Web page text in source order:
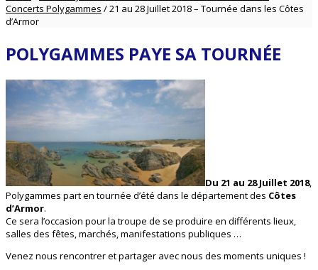
Concerts Polygammes /21 au 28 Juillet 2018 – Tournée dans les Côtes
d’Armor
POLYGAMMES PAYE SA TOURNÉE
Du 21 au 28 Juillet 2018,
Polygammes part en tournée d’été dans le département des Côtes
d’Armor.
Ce sera l’occasion pour la troupe de se produire en différents lieux,
salles des fêtes, marchés, manifestations publiques …
Venez nous rencontrer et partager avec nous des moments uniques !